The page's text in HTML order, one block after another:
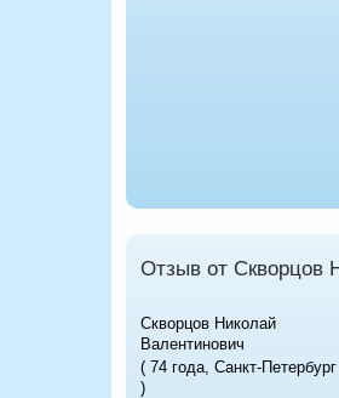
Отзыв от Скворцов
Скворцов Николай
Валентинович
( 74 года, Санкт-Петербург
)